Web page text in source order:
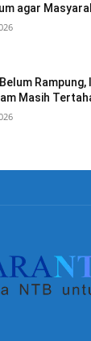
agar
Belum
Masih